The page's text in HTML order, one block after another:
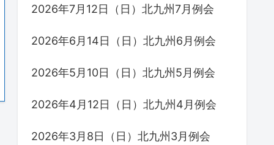
2026年7月12日（日）北九州7月例会
2026年6月14日（日）北九州6月例会
2026年5月10日（日）北九州5月例会
2026年4月12日（日）北九州4月例会
2026年3月8日（日）北九州3月例会